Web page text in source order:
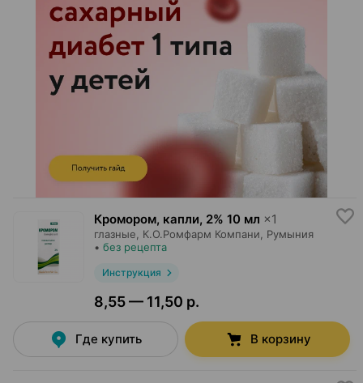
Кромором, капли, 2% 10 мл ×1
глазные, К.О.Ромфарм Компани , Румыния
• без рецепта
Инструкция
8,55 — 11,50 р.
Где купить В корзину